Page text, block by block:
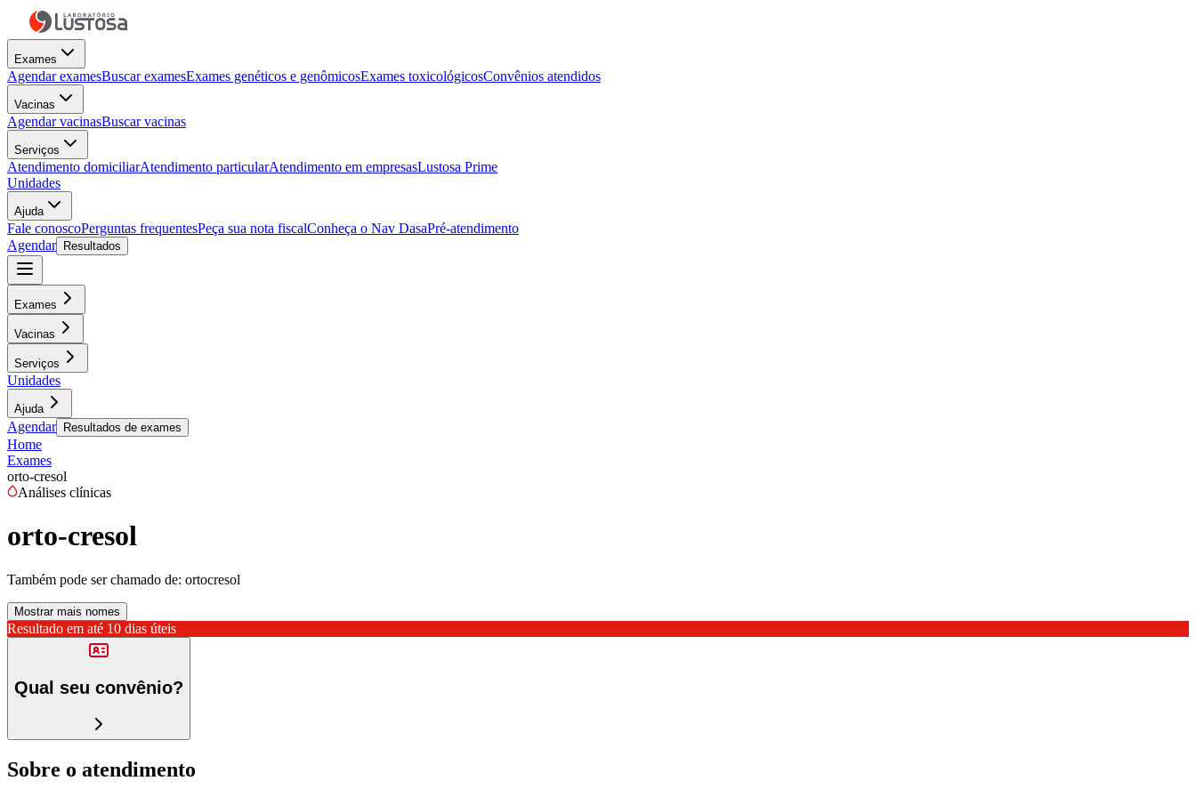
Exames
Agendar examesBuscar examesExames genéticos e genômicosExames toxicológicosConvênios atendidos
Vacinas
Agendar vacinasBuscar vacinas
Serviços
Atendimento domiciliarAtendimento particularAtendimento em empresasLustosa Prime
Unidades
Ajuda
Fale conoscoPerguntas frequentesPeça sua nota fiscalConheça o Nav DasaPré-atendimento
Agendar
Resultados
Exames
Vacinas
Serviços
Unidades
Ajuda
Agendar Resultados de exames
Home
Exames
orto-cresol
Análises clínicas
orto-cresol
Também pode ser chamado de: ortocresol
Mostrar mais nomes
Resultado em até 10 dias úteis
Qual seu convênio?
Sobre o atendimento